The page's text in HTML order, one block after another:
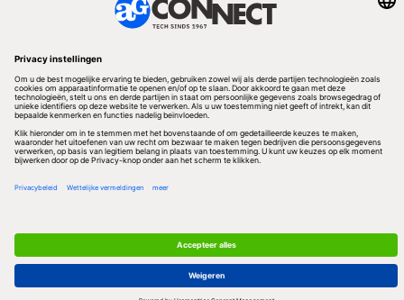
Volg ons
Redactionele partner
Algemene Voorwaarden & Copyrights